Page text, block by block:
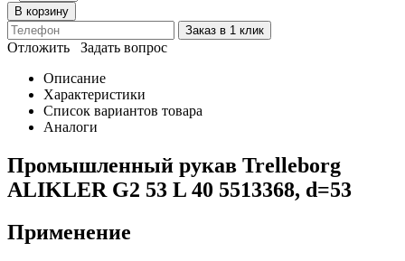
В корзину
Заказ в 1 клик
Отложить
Задать вопрос
Описание
Характеристики
Список вариантов товара
Аналоги
Промышленный рукав Trelleborg
ALIKLER G2 53 L 40 5513368, d=53
Применение